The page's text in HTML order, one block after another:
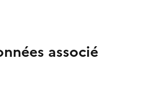
associé